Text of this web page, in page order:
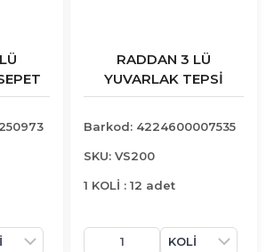
RADDAN 3 LÜ
YUVARLAK TEPSİ
Barkod: 4224600007535
SKU: VS200
1 KOLİ : 12 adet